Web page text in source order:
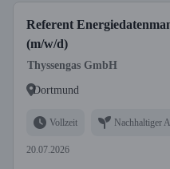
Referent
(m/w/d)
Thyssengas GmbH
Dortmund
Vollzeit Nachhaltiger
20.07.2026